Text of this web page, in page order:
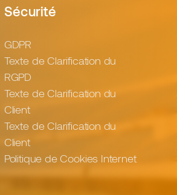
Sécurité
GDPR
Texte de Clarification du
RGPD
Texte de Clarification du
Client
Texte de Clarification du
Client
Politique de Cookies Internet